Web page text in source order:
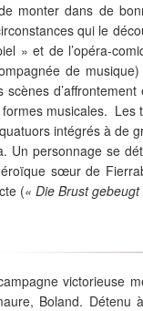
monter dans de
qui le
» et de l’opéra-
de
scènes
formes musicales.
intégrés à de
Un personnage se
sœur de
(« Die Brust gebeugt
victorieuse
Boland. Détenu